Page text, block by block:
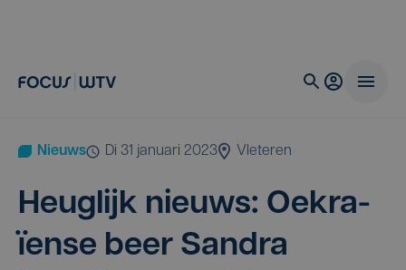
Nieuws di 31 januari 2023 Vleteren
Heug­lijk nieuws: Oek­ra­
ïen­se beer San­dra